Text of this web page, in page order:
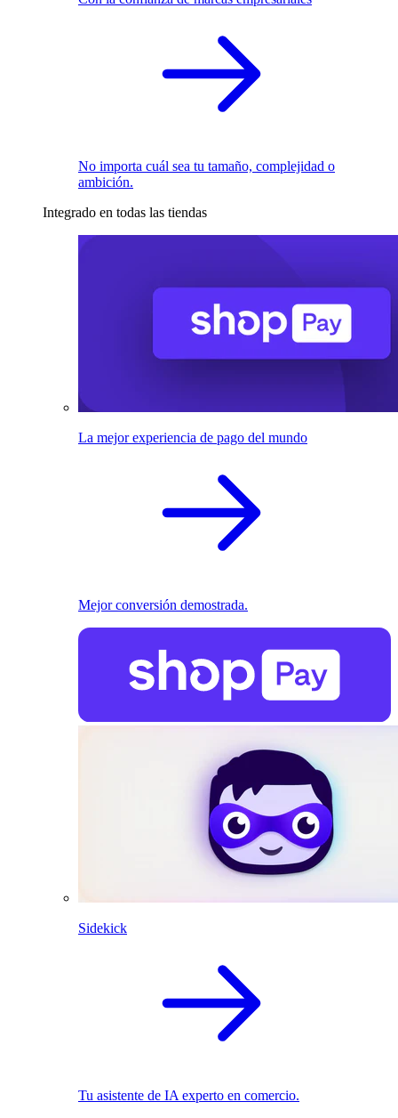
No importa cuál sea tu tamaño, complejidad o
ambición.
Integrado en todas las tiendas
La mejor experiencia de pago del mundo
Mejor conversión demostrada.
Sidekick
Tu asistente de IA experto en comercio.